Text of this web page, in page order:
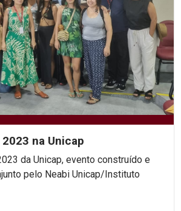
na Unicap
da Unicap, evento construído e
pelo Neabi Unicap/Instituto